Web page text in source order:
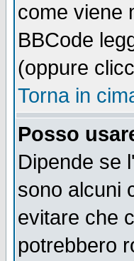
come viene
BBCode
(oppure
Torna in
Posso
Dipende se
sono alcuni
evitare che
potrebbero